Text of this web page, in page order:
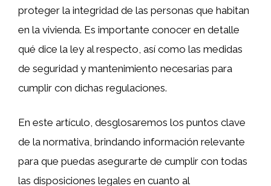
proteger la integridad de las personas que habitan
en la vivienda. Es importante conocer en detalle
qué dice la ley al respecto, así como las medidas
de seguridad y mantenimiento necesarias para
cumplir con dichas regulaciones.
En este artículo, desglosaremos los puntos clave
de la normativa, brindando información relevante
para que puedas asegurarte de cumplir con todas
las disposiciones legales en cuanto al